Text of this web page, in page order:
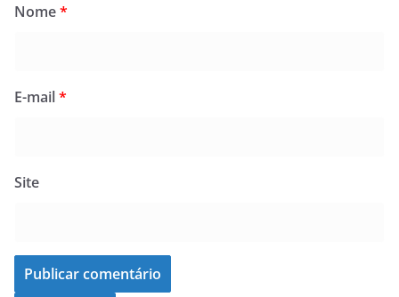
Nome*
E-mail*
Site